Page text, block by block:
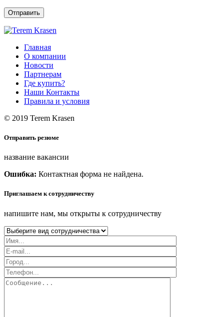
Отправить
Главная
О компании
Новости
Партнерам
Где купить?
Наши Контакты
Правила и условия
© 2019 Terem Krasen
Отправить резюме
название вакансии
Ошибка: Контактная форма не найдена.
Приглашаем к сотрудничеству
напишите нам, мы открыты к сотрудничеству